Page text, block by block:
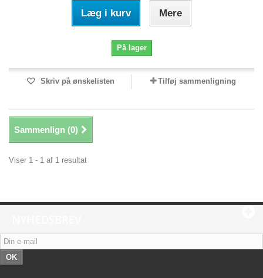
Læg i kurv Mere
På lager
Skriv på ønskelisten Tilføj sammenligning
Sammenlign (0)
Viser 1 - 1 af 1 resultat
OK